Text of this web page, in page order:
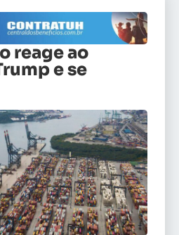
reage ao
e se